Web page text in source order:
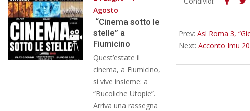
06-
Prev: Asl Roma 3,
Next: Acconto Imu
Agosto
“Cinema sotto le
stelle” a
Fiumicino
Quest’estate il
cinema, a Fiumicino,
si vive insieme: a
“Bucoliche Utopie”.
Arriva una rassegna